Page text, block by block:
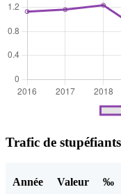
Trafic de stupéfiants
Année Valeur ‰